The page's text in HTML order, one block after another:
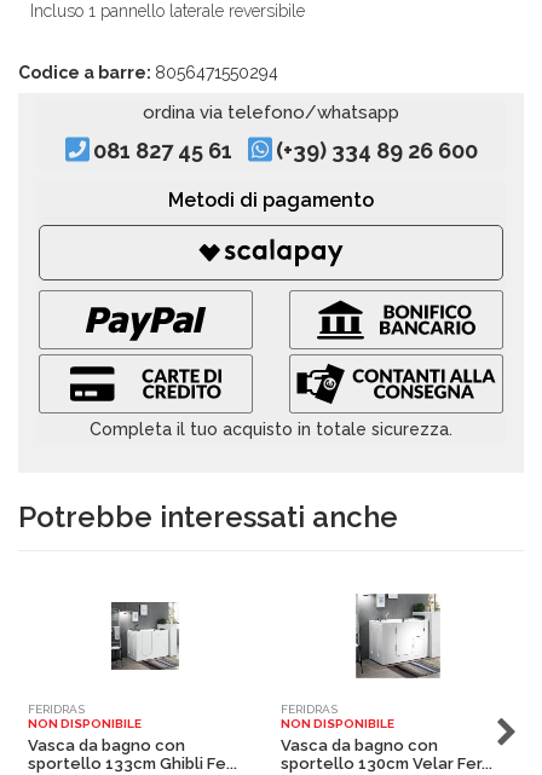
Incluso 1 pannello laterale reversibile
Codice a barre: 8056471550294
ordina via telefono/whatsapp
081 827 45 61 (+39) 334 89 26 600
Metodi di pagamento
Completa il tuo acquisto in totale sicurezza.
Potrebbe interessati anche
FERIDRAS
NON DISPONIBILE
Vasca da bagno con
sportello 133cm Ghibli Fe...
FERIDRAS
NON DISPONIBILE
Vasca da bagno con
sportello 130cm Velar Fer...